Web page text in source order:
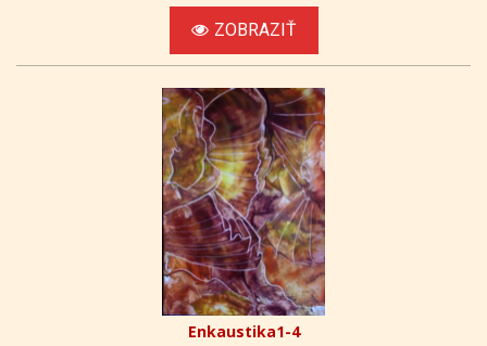
ZOBRAZIŤ
Enkaustika1-4